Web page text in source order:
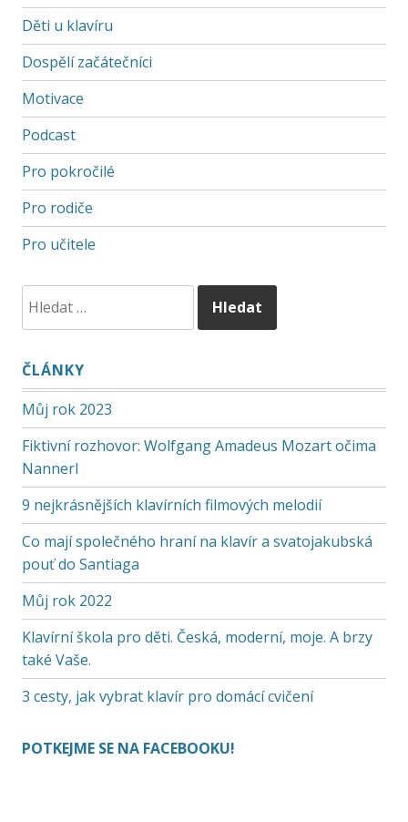
Děti u klavíru
Dospělí začátečníci
Motivace
Podcast
Pro pokročilé
Pro rodiče
Pro učitele
ČLÁNKY
Můj rok 2023
Fiktivní rozhovor: Wolfgang Amadeus Mozart očima
Nannerl
9 nejkrásnějších klavírních filmových melodií
Co mají společného hraní na klavír a svatojakubská
pouť do Santiaga
Můj rok 2022
Klavírní škola pro děti. Česká, moderní, moje. A brzy
také Vaše.
3 cesty, jak vybrat klavír pro domácí cvičení
POTKEJME SE NA FACEBOOKU!